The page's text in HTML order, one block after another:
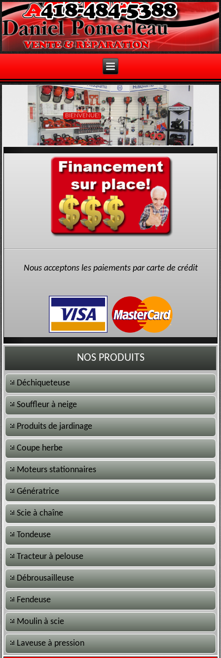
BIENVENUE!
Nous acceptons les paiements par carte de crédit
NOS PRODUITS
Déchiqueteuse
Souffleur à neige
Produits de jardinage
Coupe herbe
Moteurs stationnaires
Génératrice
Scie à chaîne
Tondeuse
Tracteur à pelouse
Débrousailleuse
Fendeuse
Moulin à scie
Laveuse à pression